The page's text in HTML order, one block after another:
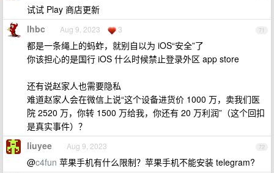
试试 Play 商店更新
71
lhbc Aug 9, 2023 3
都是一条绳上的蚂蚱，就别自以为 iOS“安全”了
你该担心的是国行 iOS 什么时候禁止登录外区 app store
还有说赵家人也需要隐私
难道赵家人会在微信上说“这个设备进货价 1000 万，卖我们医
院 2520 万，你转 1500 万给我，你还有 20 万利润”（这个回扣
是真实事件）？
72
liuyee Aug 9, 2023
@c4fun 苹果手机有什么限制？苹果手机不能安装 telegram?